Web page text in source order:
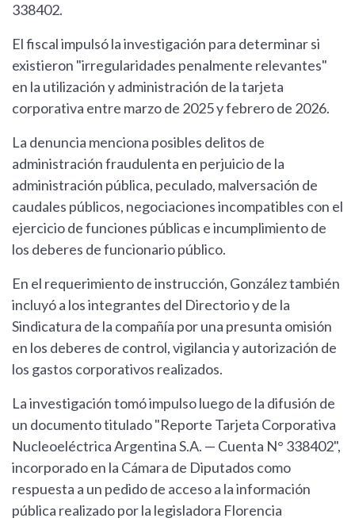
338402.
El fiscal impulsó la investigación para determinar si
existieron "irregularidades penalmente relevantes"
en la utilización y administración de la tarjeta
corporativa entre marzo de 2025 y febrero de 2026.
La denuncia menciona posibles delitos de
administración fraudulenta en perjuicio de la
administración pública, peculado, malversación de
caudales públicos, negociaciones incompatibles con el
ejercicio de funciones públicas e incumplimiento de
los deberes de funcionario público.
En el requerimiento de instrucción, González también
incluyó a los integrantes del Directorio y de la
Sindicatura de la compañía por una presunta omisión
en los deberes de control, vigilancia y autorización de
los gastos corporativos realizados.
La investigación tomó impulso luego de la difusión de
un documento titulado "Reporte Tarjeta Corporativa
Nucleoeléctrica Argentina S.A. — Cuenta N° 338402",
incorporado en la Cámara de Diputados como
respuesta a un pedido de acceso a la información
pública realizado por la legisladora Florencia